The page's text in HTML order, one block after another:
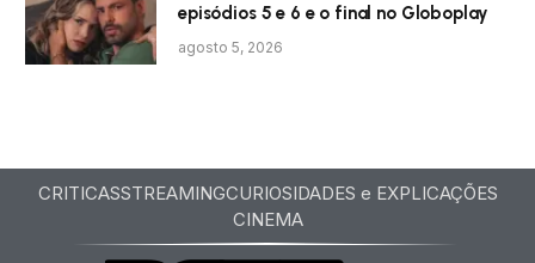
episódios 5 e 6 e o final no Globoplay
agosto 5, 2026
CRITICASSTREAMINGCURIOSIDADES e EXPLICAÇÕES
CINEMA